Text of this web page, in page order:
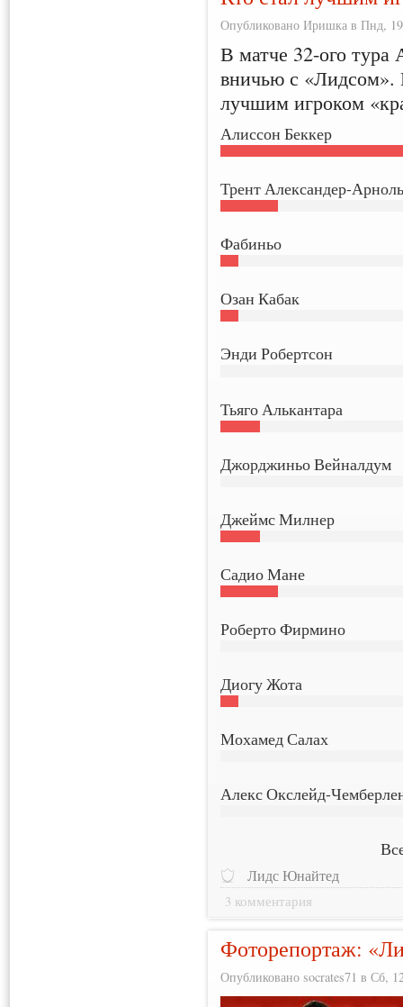
Опубликовано Иришка в Пнд,
В матче 32-ого
вничью с
лучшим игроком
Алиссон Беккер
Трент Александер-
Фабиньо
Озан Кабак
Энди Робертсон
Тьяго Алькантара
Джорджиньо Вейналдум
Джеймс Милнер
Садио Мане
Роберто Фирмино
Диогу Жота
Мохамед Салах
Алекс Окслейд-
Лидс Юнайтед
3 комментария
Фоторепортаж:
Опубликовано socrates71 в Сб,